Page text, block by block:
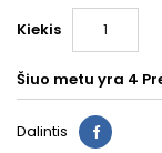
Kiekis
Šiuo metu yra 4
Dalintis